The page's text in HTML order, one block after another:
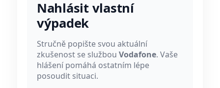
Nahlásit vlastní
výpadek
Stručně popište svou aktuální
zkušenost se službou Vodafone. Vaše
hlášení pomáhá ostatním lépe
posoudit situaci.